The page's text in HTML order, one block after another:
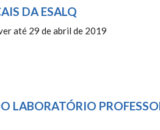
DA ESALQ
até 29 de abril de 2019
LABORATÓRIO